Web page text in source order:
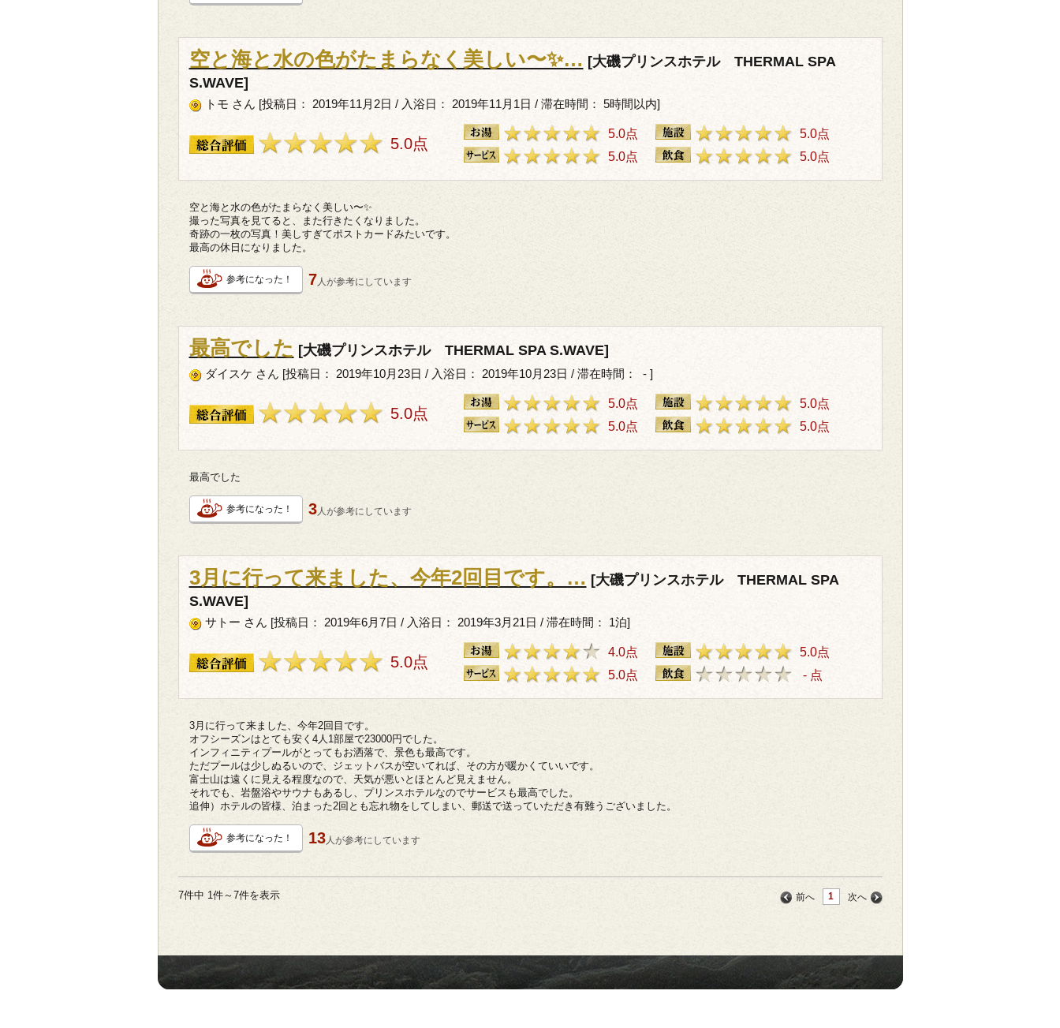
空と海と水の色がたまらなく美しい〜✨… [大磯プリンスホテル THERMAL SPA
S.WAVE]
トモ さん [投稿日： 2019年11月2日 / 入浴日： 2019年11月1日 / 滞在時間： 5時間以内]
5.0点
5.0点
5.0点
5.0点
5.0点
空と海と水の色がたまらなく美しい〜✨
撮った写真を見てると、また行きたくなりました。
奇跡の一枚の写真！美しすぎてポストカードみたいです。
最高の休日になりました。
参考になった！ 7 人が参考にしています
最高でした [大磯プリンスホテル THERMAL SPA S.WAVE]
ダイスケ さん [投稿日： 2019年10月23日 / 入浴日： 2019年10月23日 / 滞在時間： - ]
5.0点
5.0点
5.0点
5.0点
5.0点
最高でした
参考になった！ 3人が参考にしています
3月に行って来ました、今年2回目です。… [大磯プリンスホテル THERMAL SPA
S.WAVE]
サトー さん [投稿日： 2019年6月7日 / 入浴日： 2019年3月21日 / 滞在時間： 1泊]
5.0点
4.0点
5.0点
5.0点
- 点
3月に行って来ました、今年2回目です。
オフシーズンはとても安く4人1部屋で23000円でした。
インフィニティプールがとってもお洒落で、景色も最高です。
ただプールは少しぬるいので、ジェットバスが空いてれば、その方が暖かくていいです。
富士山は遠くに見える程度なので、天気が悪いとほとんど見えません。
それでも、岩盤浴やサウナもあるし、プリンスホテルなのでサービスも最高でした。
追伸）ホテルの皆様、泊まった2回とも忘れ物をしてしまい、郵送で送っていただき有難うございました。
参考になった！ 13人が参考にしています
7件中 1件～7件を表示 前へ 1 次へ